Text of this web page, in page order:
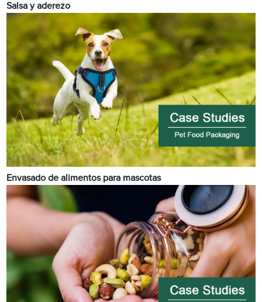
Salsa y aderezo
Envasado de alimentos para mascotas